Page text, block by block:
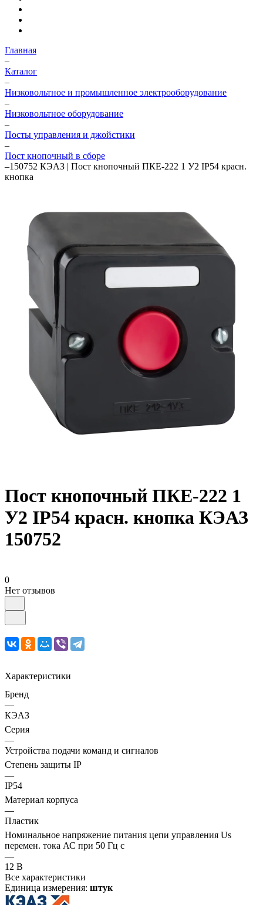
Главная
–
Каталог
–
Низковольтное и промышленное электрооборудование
–
Низковольтное оборудование
–
Посты управления и джойстики
–
Пост кнопочный в сборе
–150752 КЭАЗ | Пост кнопочный ПКЕ-222 1 У2 IP54 красн.
кнопка
Пост кнопочный ПКЕ-222 1
У2 IP54 красн. кнопка КЭАЗ
150752
0
Нет отзывов
Характеристики
Бренд
—
КЭАЗ
Серия
—
Устройства подачи команд и сигналов
Степень защиты IP
—
IP54
Материал корпуса
—
Пластик
Номинальное напряжение питания цепи управления Us
перемен. тока АС при 50 Гц с
—
12 В
Все характеристики
Единица измерения: штук